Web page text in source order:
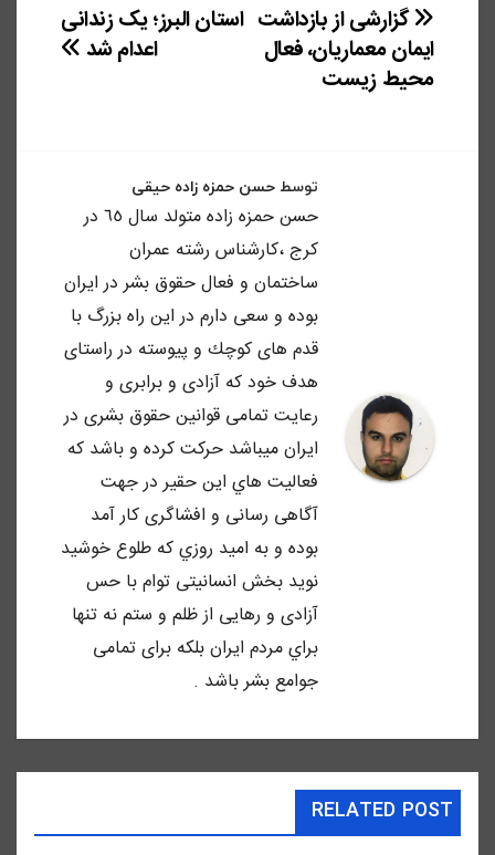
راهبری
نوشته
استان البرز؛ یک زندانی
اعدام شد
گزارشی از بازداشت
ایمان معماریان، فعال
محیط زیست
توسط حسن حمزه زاده حیقی
حسن حمزه زاده متولد سال ٦٥ در
كرج ،كارشناس رشته عمران
ساختمان و فعال حقوق بشر در ايران
بوده و سعى دارم در اين راه بزرگ با
قدم هاى كوچك و پيوسته در راستاى
هدف خود كه آزادى و برابرى و
رعايت تمامى قوانين حقوق بشرى در
ايران ميباشد حركت كرده و باشد كه
فعاليت هاي اين حقير در جهت
آگاهى رسانى و افشاگرى كار آمد
بوده و به اميد روزي كه طلوع خوشيد
نويد بخش انسانيتى توام با حس
آزادى و رهايى از ظلم و ستم نه تنها
براي مردم ايران بلكه براى تمامى
جوامع بشر باشد .
RELATED POST